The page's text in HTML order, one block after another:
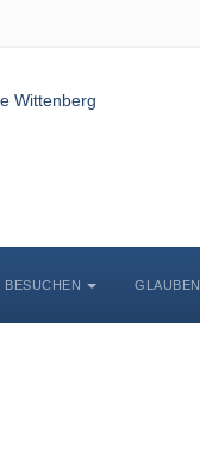
BESUCHEN GLAUBEN